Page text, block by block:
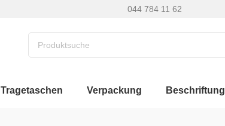
044 784 11 62
Tragetaschen Verpackung Beschriftung